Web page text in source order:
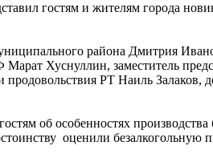
гостям и жителям города
района Дмитрия
Марат Хуснуллин, заместитель
и продовольствия РТ Наиль
об особенностях
оценили